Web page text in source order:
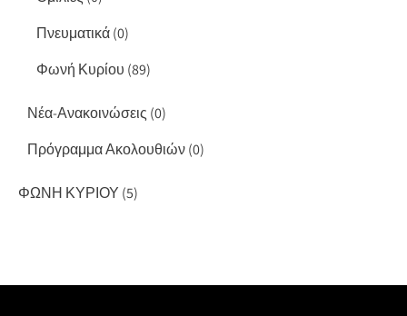
Πνευματικά(0)
Φωνή Κυρίου (89)
Νέα-Ανακοινώσεις (0)
Πρόγραμμα Ακολουθιών(0)
ΦΩΝΗ ΚΥΡΙΟΥ (5)